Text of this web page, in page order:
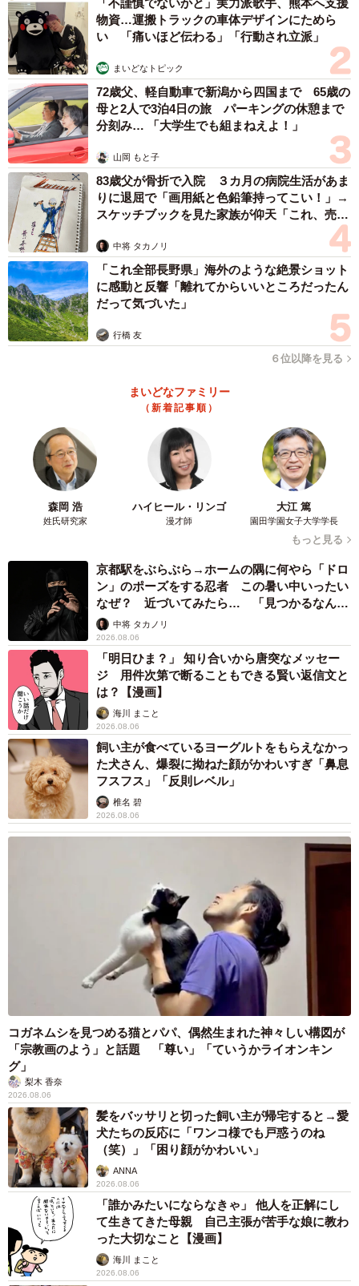
「不謹慎でないかと」実力派歌手、熊本へ支援
物資…運搬トラックの車体デザインにためら
い 「痛いほど伝わる」「行動され立派」
まいどなトピック
72歳父、軽自動車で新潟から四国まで 65歳の
母と2人で3泊4日の旅 パーキングの休憩まで
分刻み… 「大学生でも組まねえよ！」
山岡 もと子
83歳父が骨折で入院 ３カ月の病院生活があま
りに退屈で「画用紙と色鉛筆持ってこい！」→
スケッチブックを見た家族が仰天「これ、売れ
中将 タカノリ
「これ全部長野県」海外のような絶景ショット
に感動と反響「離れてからいいところだったん
だって気づいた」
行橋 友
６位以降を見る
まいどなファミリー
（新着記事順）
森岡 浩
姓氏研究家
ハイヒール・リンゴ
漫才師
大江 篤
園田学園女子大学学長
もっと見る
京都駅をぶらぶら→ホームの隅に何やら「ドロ
ン」のポーズをする忍者 この暑い中いったい
なぜ？ 近づいてみたら… 「見つかるなんて
未熟」中将 タカノリ
2026.08.06
「明日ひま？」 知り合いから唐突なメッセー
ジ 用件次第で断ることもできる賢い返信文と
は？【漫画】
海川 まこと
2026.08.06
飼い主が食べているヨーグルトをもらえなかっ
た犬さん、爆裂に拗ねた顔がかわいすぎ「鼻息
フスフス」「反則レベル」
椎名 碧
2026.08.06
コガネムシを見つめる猫とパパ、偶然生まれた神々しい構図が
「宗教画のよう」と話題 「尊い」「ていうかライオンキン
グ」
梨木 香奈
2026.08.06
髪をバッサリと切った飼い主が帰宅すると→愛
犬たちの反応に「ワンコ様でも戸惑うのね
（笑）」「困り顔がかわいい」
ANNA
2026.08.06
「誰かみたいにならなきゃ」 他人を正解にし
て生きてきた母親 自己主張が苦手な娘に教わ
った大切なこと【漫画】
海川 まこと
2026.08.06